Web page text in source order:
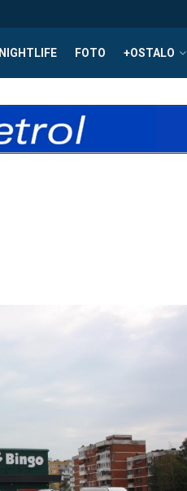
NIGHTLIFE FOTO +OSTALO